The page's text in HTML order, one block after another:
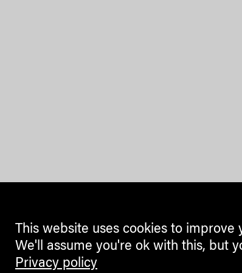
This website uses cookies to improve
We'll assume you're ok with this, but
Privacy policy